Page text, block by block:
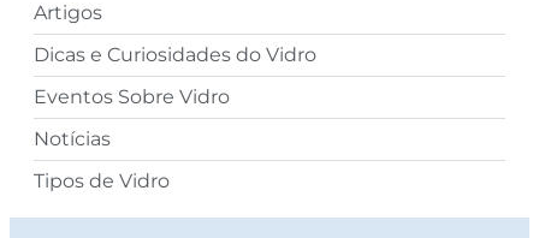
Artigos
Dicas e Curiosidades do Vidro
Eventos Sobre Vidro
Notícias
Tipos de Vidro